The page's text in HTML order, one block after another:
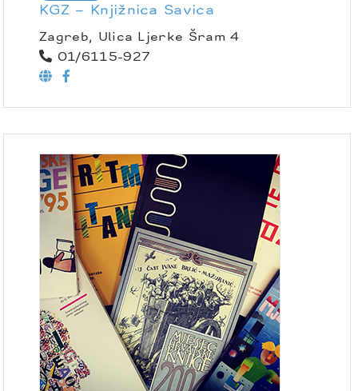
KGZ – Knjižnica Savica
Zagreb, Ulica Ljerke Šram 4
01/6115-927